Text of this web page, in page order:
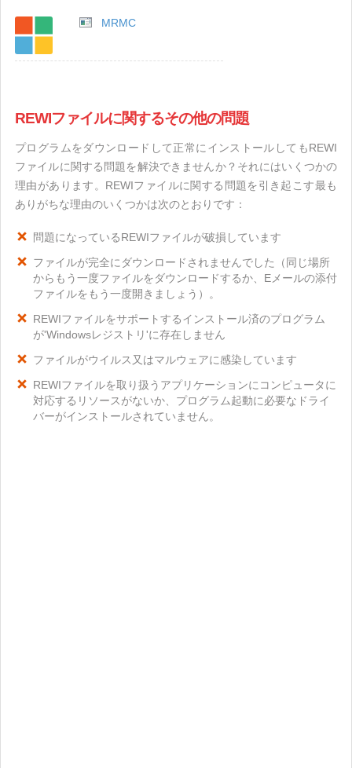
MRMC
REWIファイルに関するその他の問題
プログラムをダウンロードして正常にインストールしてもREWI
ファイルに関する問題を解決できませんか？それにはいくつかの
理由があります。REWIファイルに関する問題を引き起こす最も
ありがちな理由のいくつかは次のとおりです：
問題になっているREWIファイルが破損しています
ファイルが完全にダウンロードされませんでした（同じ場所
からもう一度ファイルをダウンロードするか、Eメールの添付
ファイルをもう一度開きましょう）。
REWIファイルをサポートするインストール済のプログラム
が'Windowsレジストリ'に存在しません
ファイルがウイルス又はマルウェアに感染しています
REWIファイルを取り扱うアプリケーションにコンピュータに
対応するリソースがないか、プログラム起動に必要なドライ
バーがインストールされていません。